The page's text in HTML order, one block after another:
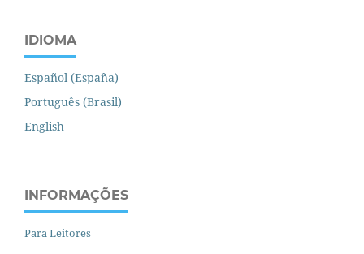
IDIOMA
Español (España)
Português (Brasil)
English
INFORMAÇÕES
Para Leitores